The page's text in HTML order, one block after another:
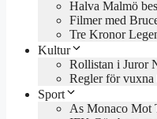
Halva Malmö
Filmer med
Tre Kronor
Kultur
Rollistan i Juror
Regler för vuxna
Sport
As Monaco Mot